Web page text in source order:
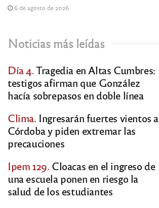
6 de agosto de 2026
Noticias más leídas
Día 4.Tragedia en Altas Cumbres:
testigos afirman que González
hacía sobrepasos en doble línea
Clima. Ingresarán fuertes vientos a
Córdoba y piden extremar las
precauciones
Ipem 129. Cloacas en el ingreso de
una escuela ponen en riesgo la
salud de los estudiantes